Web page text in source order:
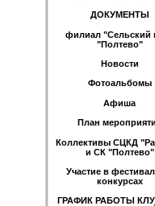
ДОКУМЕНТЫ
филиал "Сельский
"Полтево"
Новости
Фотоальбомы
Афиша
План
Коллективы СЦКД
и СК "Полтево"
Участие в
конкурсах
ГРАФИК РАБОТЫ